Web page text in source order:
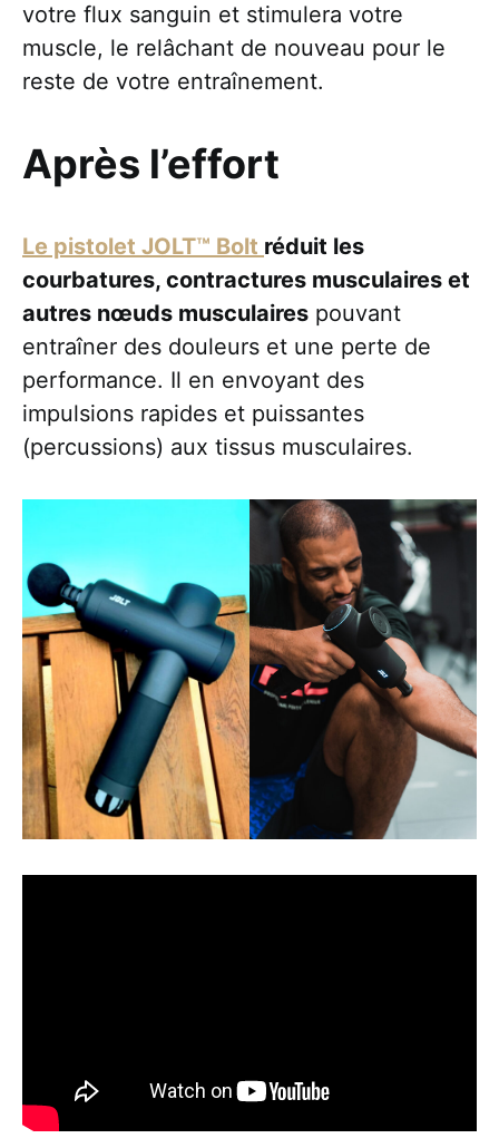
votre flux sanguin et stimulera votre
muscle, le relâchant de nouveau pour le
reste de votre entraînement.
Après l’effort
Le pistolet JOLT™ Bolt réduit les
courbatures, contractures musculaires et
autres nœuds musculaires pouvant
entraîner des douleurs et une perte de
performance. Il en envoyant des
impulsions rapides et puissantes
(percussions) aux tissus musculaires.